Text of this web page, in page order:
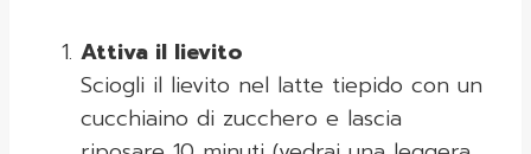
Attiva il lievito
Sciogli il lievito nel latte tiepido con un
cucchiaino di zucchero e lascia